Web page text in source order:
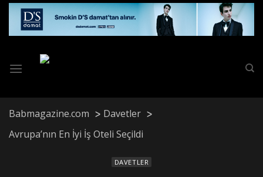
Skip
content
Babmagazine.com
Davetler
Avrupa’nın En İyi İş Oteli Seçildi
DAVETLER